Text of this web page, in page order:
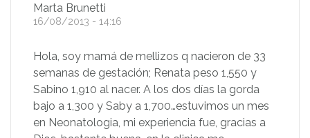
Marta Brunetti
16/08/2013 - 14:16
Hola, soy mamá de mellizos q nacieron de 33
semanas de gestación; Renata peso 1,550 y
Sabino 1,910 al nacer. A los dos días la gorda
bajo a 1,300 y Saby a 1,700…estuvimos un mes
en Neonatologia, mi experiencia fue, gracias a